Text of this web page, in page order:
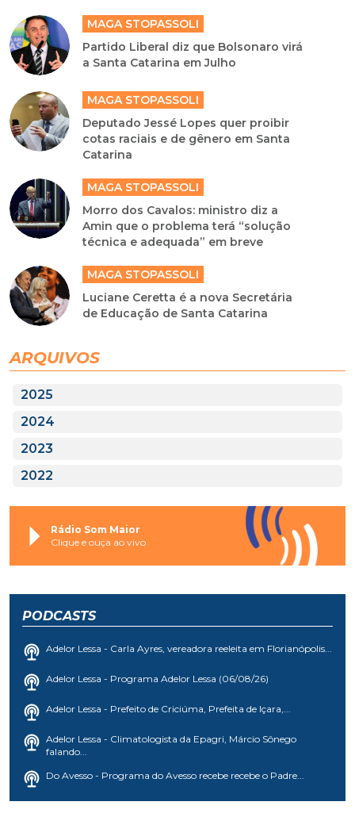
MAGA STOPASSOLI
Partido Liberal diz que Bolsonaro virá
a Santa Catarina em Julho
MAGA STOPASSOLI
Deputado Jessé Lopes quer proibir
cotas raciais e de gênero em Santa
Catarina
MAGA STOPASSOLI
Morro dos Cavalos: ministro diz a
Amin que o problema terá “solução
técnica e adequada” em breve
MAGA STOPASSOLI
Luciane Ceretta é a nova Secretária
de Educação de Santa Catarina
ARQUIVOS
2025
2024
2023
2022
Rádio Som Maior
Clique e ouça ao vivo
PODCASTS
Adelor Lessa - Carla Ayres, vereadora reeleita em Florianópolis...
Adelor Lessa - Programa Adelor Lessa (06/08/26)
Adelor Lessa - Prefeito de Criciúma, Prefeita de Içara,...
Adelor Lessa - Climatologista da Epagri, Márcio Sônego
falando...
Do Avesso - Programa do Avesso recebe recebe o Padre...